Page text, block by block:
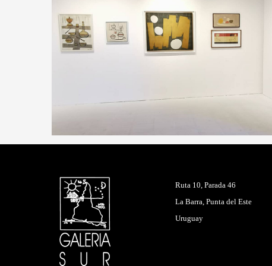
Ruta 10, Parada 46
La Barra, Punta del Este
Uruguay